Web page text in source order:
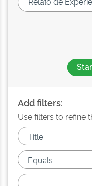
Add filters:
Use filters to refine